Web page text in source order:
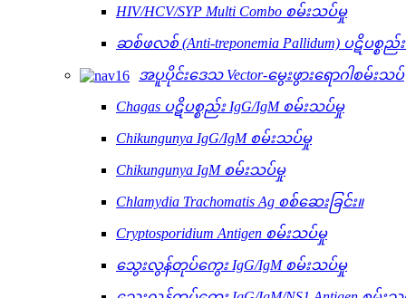
HIV/HCV/SYP Multi Combo စမ်းသပ်မှု
ဆစ်ဖလစ် (Anti-treponemia Pallidum) ပဋိပစ္စ
အပူပိုင်းဒေသ Vector-မွေးဖွားရောဂါစမ်းသပ်
Chagas ပဋိပစ္စည်း IgG/IgM စမ်းသပ်မှု
Chikungunya IgG/IgM စမ်းသပ်မှု
Chikungunya IgM စမ်းသပ်မှု
Chlamydia Trachomatis Ag စစ်ဆေးခြင်း။
Cryptosporidium Antigen စမ်းသပ်မှု
သွေးလွန်တုပ်ကွေး IgG/IgM စမ်းသပ်မှု